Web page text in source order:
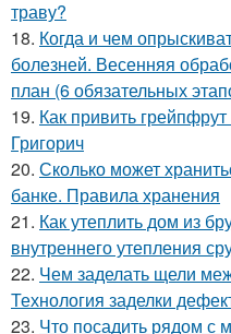
траву?
18. Когда и чем
болезней. Весенняя
план (6 обязательных
19. Как привить
Григорич
20. Сколько может
банке. Правила хранения
21. Как утеплить дом из
внутреннего утепления
22. Чем заделать щели
Технология заделки
23. Что посадить рядом с